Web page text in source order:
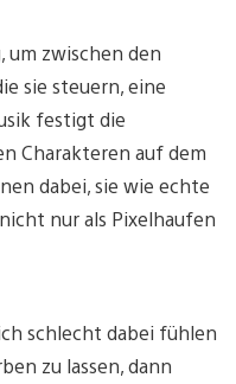
um zwischen den
sie steuern, eine
festigt die
Charakteren auf dem
dabei, sie wie echte
nur als Pixelhaufen
schlecht dabei fühlen
zu lassen, dann